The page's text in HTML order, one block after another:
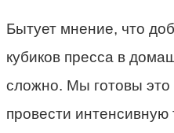
Бытует мнение, что
кубиков пресса в
сложно. Мы готовы это
провести интенсивную